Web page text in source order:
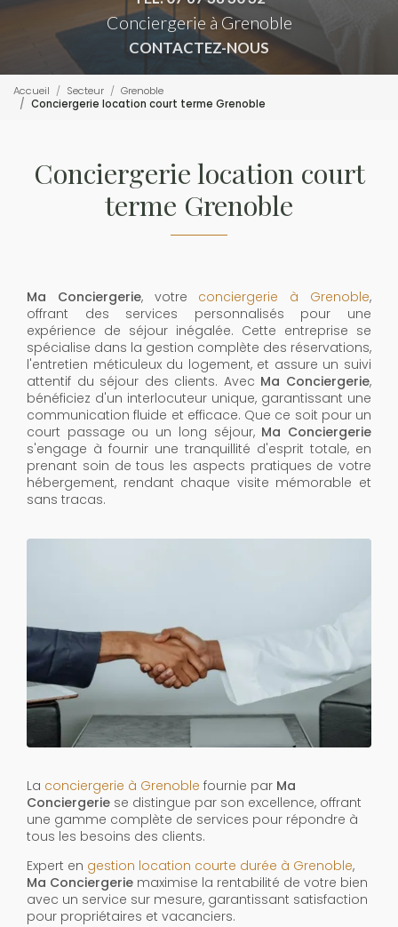
Conciergerie à Grenoble
CONTACTEZ-NOUS
Accueil Secteur
Grenoble
Conciergerie location court terme Grenoble
Conciergerie location court
terme Grenoble
Ma Conciergerie, votre conciergerie à Grenoble,
offrant des services personnalisés pour une
expérience de séjour inégalée. Cette entreprise se
spécialise dans la gestion complète des réservations,
l'entretien méticuleux du logement, et assure un suivi
attentif du séjour des clients. Avec Ma Conciergerie,
bénéficiez d'un interlocuteur unique, garantissant une
communication fluide et efficace. Que ce soit pour un
court passage ou un long séjour, Ma Conciergerie
s'engage à fournir une tranquillité d'esprit totale, en
prenant soin de tous les aspects pratiques de votre
hébergement, rendant chaque visite mémorable et
sans tracas.
La conciergerie à Grenoble fournie par Ma
Conciergerie se distingue par son excellence, offrant
une gamme complète de services pour répondre à
tous les besoins des clients.
Expert en gestion location courte durée à Grenoble,
Ma Conciergerie maximise la rentabilité de votre bien
avec un service sur mesure, garantissant satisfaction
pour propriétaires et vacanciers.